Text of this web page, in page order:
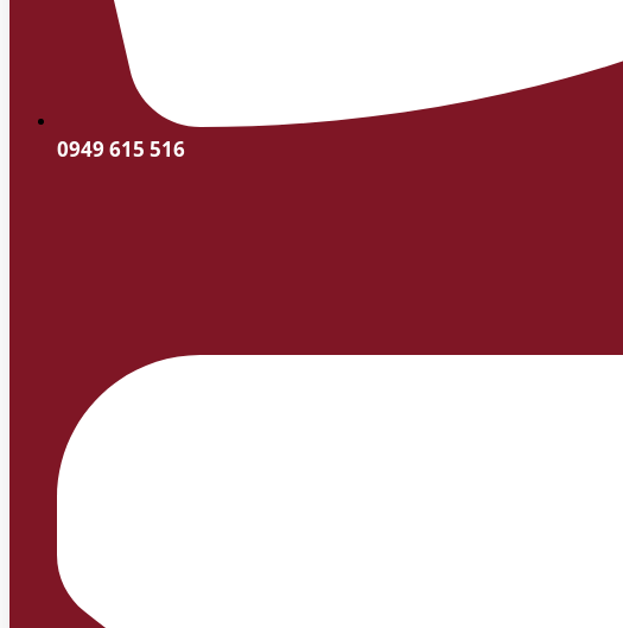
0949 615 516